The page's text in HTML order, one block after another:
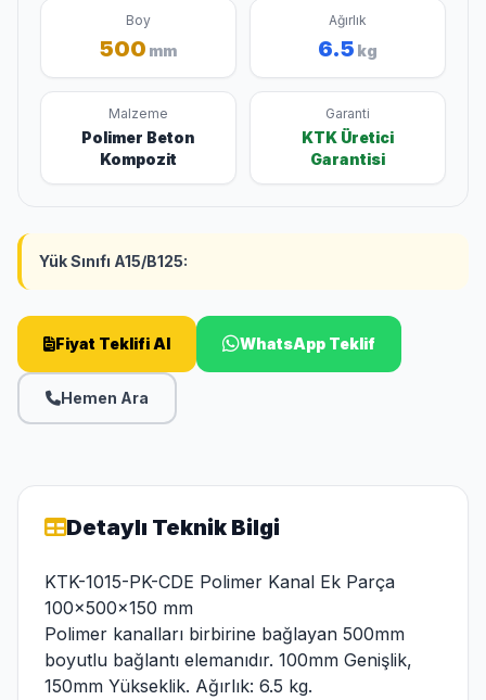
Boy
500 mm
Ağırlık
6.5 kg
Malzeme
Polimer Beton
Kompozit
Garanti
KTK Üretici
Garantisi
Yük Sınıfı A15/B125:
Fiyat Teklifi Al WhatsApp Teklif
Hemen Ara
Detaylı Teknik Bilgi
KTK-1015-PK-CDE Polimer Kanal Ek Parça
100x500x150 mm
Polimer kanalları birbirine bağlayan 500mm
boyutlu bağlantı elemanıdır. 100mm Genişlik,
150mm Yükseklik. Ağırlık: 6.5 kg.